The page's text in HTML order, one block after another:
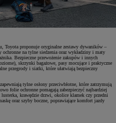
Toyota proponuje oryginalne zestawy dywaników –
na tylne siedzenia oraz wykładziny i maty
Bezpieczne przewożenie zakupów i innych
skrzynki bagażowe, pasy mocujące i praktyczne
przegrody i siatki, które ułatwiają bezpieczny
tylne osłony przeciwbłotne, które zatrzymują
folie ochronne pomagają zabezpieczyć najbardziej
krawędzie drzwi, okolice klamek czy przedni
oraz szyby boczne, poprawiające komfort jazdy